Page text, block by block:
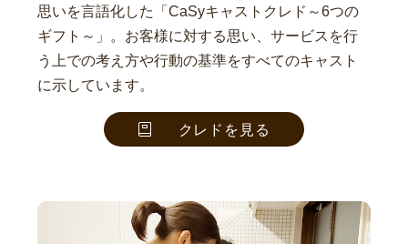
思いを言語化した「CaSyキャストクレド～6つの
ギフト～」。お客様に対する思い、サービスを行
う上での考え方や行動の基準をすべてのキャスト
に示しています。
クレドを見る